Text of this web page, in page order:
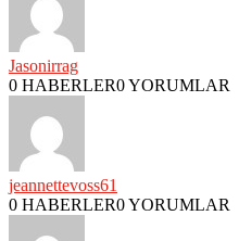
Jasonirrag
0 HABERLER0 YORUMLAR
jeannettevoss61
0 HABERLER0 YORUMLAR